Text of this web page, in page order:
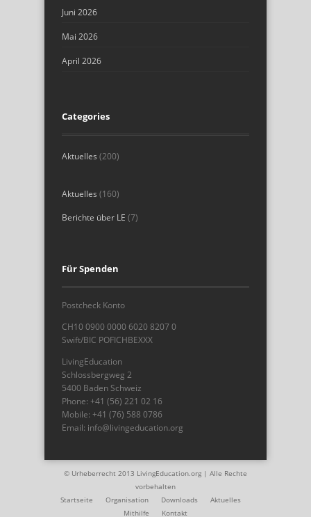
Juni 2026
Mai 2026
April 2026
Categories
Aktuelles (200)
Aktuelles (160)
Berichte über LE (7)
Für Spenden
Postcheck Konto
CH10 0900 0000 6020 8207 0
Swift/BIC POFICHBEXXX
LivingEducation
Schlossbergweg 2
5400 Baden Schweiz
Phone: +41 (56) 221 02 16
Mobile: +41 (76) 588 0786
Email: info@livingeducation.org
© Urheberrecht 2013 LivingEducation.org | Alle Rechte
vorbehalten
Startseite
Organisation Downloads
Aktuelles
Mithilfe
Kontakt